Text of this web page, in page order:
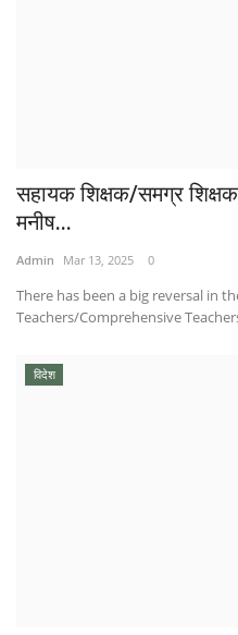
सहायक शिक्षक/समग्र
मनीष...
Admin Mar 13, 2025 0
There has been a big reversal in
Teachers/Comprehensive
विदेश